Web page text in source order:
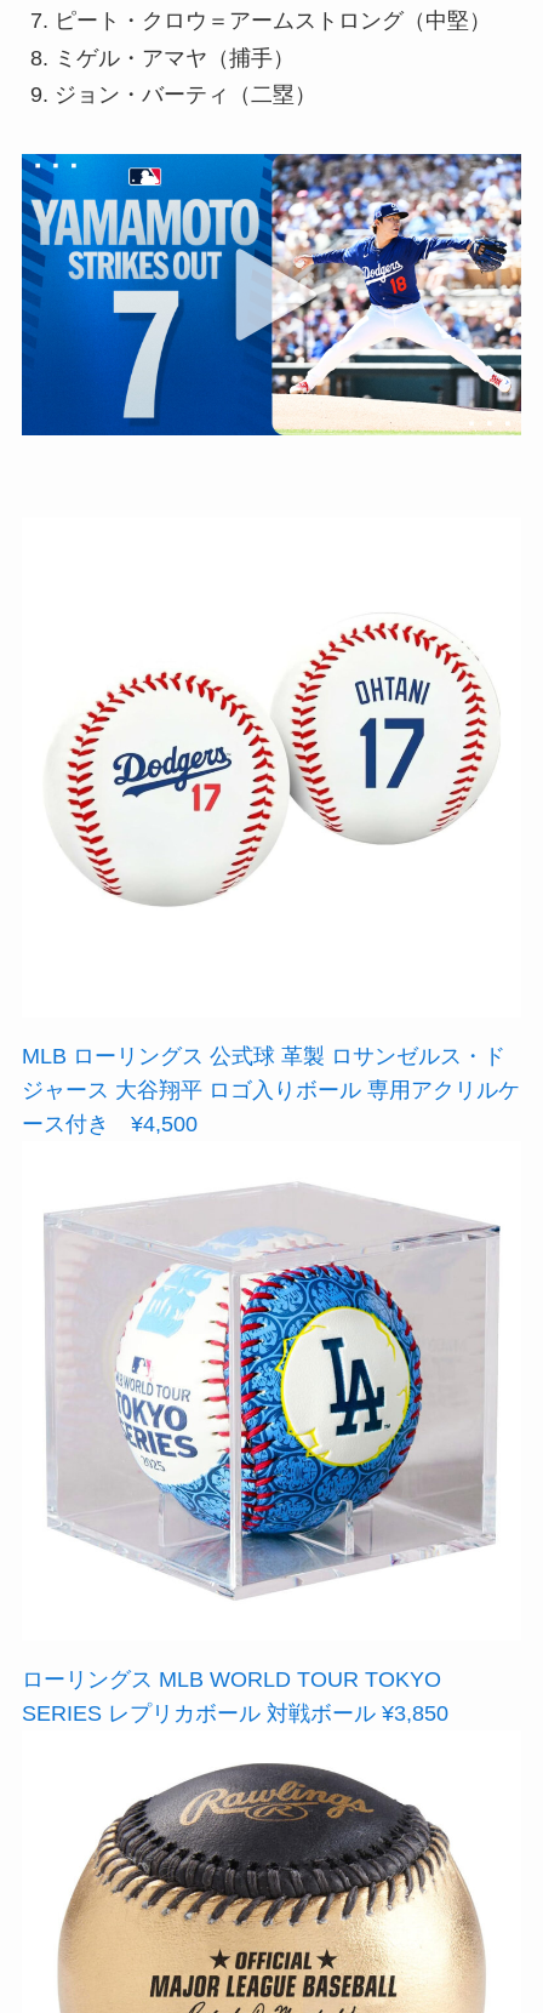
ピート・クロウ＝アームストロング（中堅）
ミゲル・アマヤ（捕手）
ジョン・バーティ（二塁）
MLB ローリングス 公式球 革製 ロサンゼルス・ド
ジャース 大谷翔平 ロゴ入りボール 専用アクリルケ
ース付き ¥4,500
ローリングス MLB WORLD TOUR TOKYO
SERIES レプリカボール 対戦ボール ¥3,850